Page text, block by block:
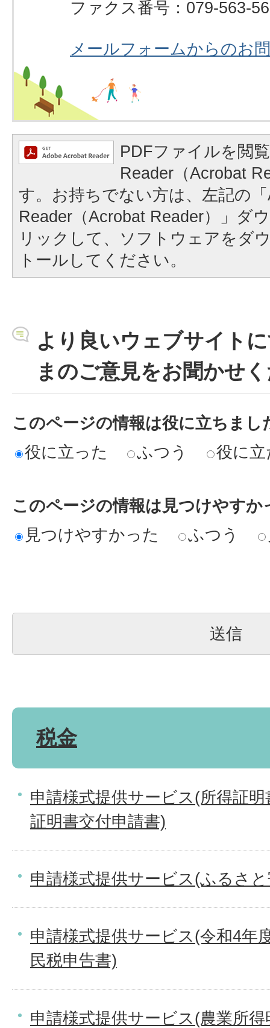
ファクス番号：079-563-
メールフォームからのお
PDFファイルを閲
Reader（Acrobat
す。お持ちでない方は、左記の
Reader（Acrobat Reader）」ダ
リックして、ソフトウェアをダ
トールしてください。
より良いウェブサイト
まのご意見をお聞かせ
このページの情報は役に立ちまし
役に立った
ふつう 役に
このページの情報は見つけやすか
見つけやすかった
ふつう
税金
申請様式提供サービス(所得証
証明書交付申請書)
申請様式提供サービス(ふるさ
申請様式提供サービス(令和4年
民税申告書)
申請様式提供サービス(農業所得